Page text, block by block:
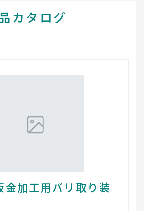
カタログ
金加工用バリ取り装